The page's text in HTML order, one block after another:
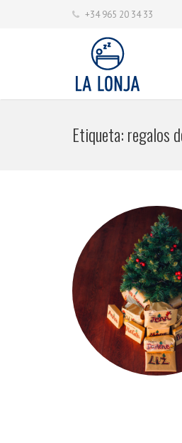
+34 965 20 34 33
Etiqueta:regalos